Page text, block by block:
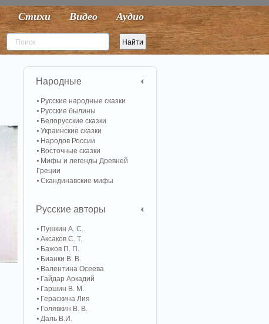
Стихи Видео Аудио
Народные
Русские народные сказки
Русские былины
Белорусские сказки
Украинские сказки
Народов России
Восточные сказки
Мифы и легенды Древней
Греции
Скандинавские мифы
Русские авторы
Пушкин А. С.
Аксаков С. Т.
Бажов П. П.
Бианки В. В.
Валентина Осеева
Гайдар Аркадий
Гаршин В. М.
Гераскина Лия
Голявкин В. В.
Даль В.И.